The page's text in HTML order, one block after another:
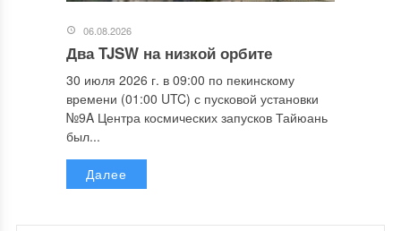
06.08.2026
Два TJSW на низкой орбите
30 июля 2026 г. в 09:00 по пекинскому
времени (01:00 UTC) с пусковой установки
№9A Центра космических запусков Тайюань
был...
Далее